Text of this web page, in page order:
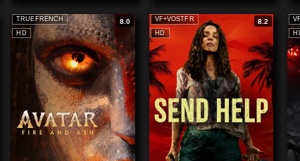
HD
TRUEFRENCH 8.0
HD
VF+VOSTFR 8.2